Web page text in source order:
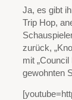
Ja, es gibt
Trip Hop,
zurück,
mit
gewohnten